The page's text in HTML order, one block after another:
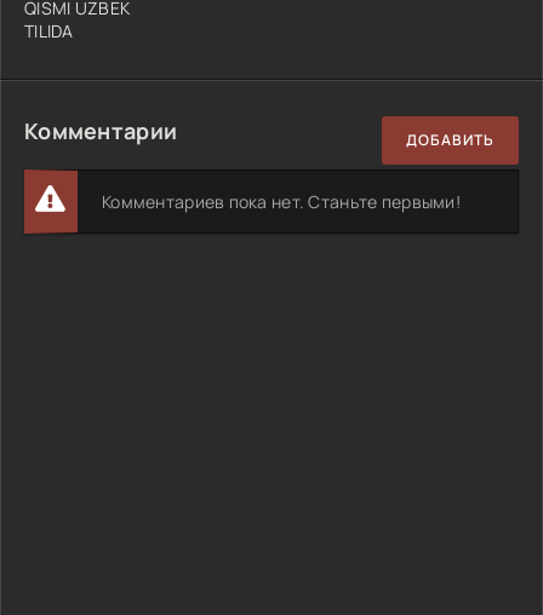
QISMI UZBEK
TILIDA
Комментарии ДОБАВИТЬ
Комментариев пока нет. Станьте первыми!